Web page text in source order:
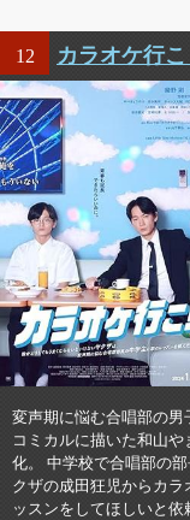
12 カラオケ行こ
変声期に悩む合唱部の
コミカルに描いた和山
化。 中学校で合唱部の
クザの成田狂児からカ
ッスンをしてほしいと